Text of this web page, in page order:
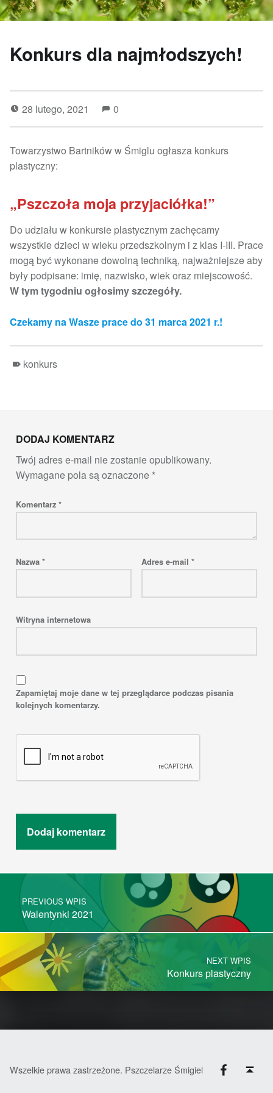
Konkurs dla najmłodszych!
28 lutego, 2021 0
Towarzystwo Bartników w Śmiglu ogłasza konkurs
plastyczny:
„Pszczoła moja przyjaciółka!”
Do udziału w konkursie plastycznym zachęcamy
wszystkie dzieci w wieku przedszkolnym i z klas I-III. Prace
mogą być wykonane dowolną techniką, najważniejsze aby
były podpisane: imię, nazwisko, wiek oraz miejscowość.
W tym tygodniu ogłosimy szczegóły.
Czekamy na Wasze prace do 31 marca 2021 r.!
konkurs
DODAJ KOMENTARZ
Twój adres e-mail nie zostanie opublikowany.
Wymagane pola są oznaczone *
Komentarz *
Nazwa * Adres e-mail *
Witryna internetowa
Zapamiętaj moje dane w tej przeglądarce podczas pisania
kolejnych komentarzy.
Post navigation
PREVIOUS WPIS
Walentynki 2021
NEXT WPIS
Konkurs plastyczny
Wszelkie prawa zastrzeżone. Pszczelarze Śmigiel